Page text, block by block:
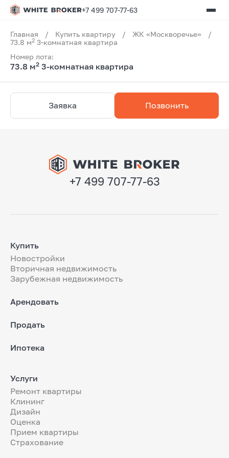
+7 499 707-77-63
Главная / Купить квартиру / ЖК «Москворечье»
/
73.8 м2 3-комнатная квартира
Номер лота:
73.8 м2 3-комнатная квартира
Заявка Позвонить
+7 499 707-77-63
Купить
Новостройки
Вторичная недвижимость
Зарубежная недвижимость
Арендовать
Продать
Ипотека
Услуги
Ремонт квартиры
Клининг
Дизайн
Оценка
Прием квартиры
Страхование